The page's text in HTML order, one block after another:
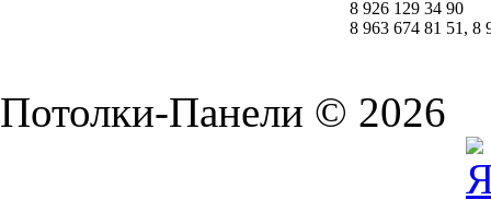
8 926 129 34 90
8 963 674 81 51, 8
Потолки-Панели © 2026